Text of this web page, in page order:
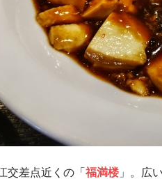
交差点近くの「 福満楼 」。広